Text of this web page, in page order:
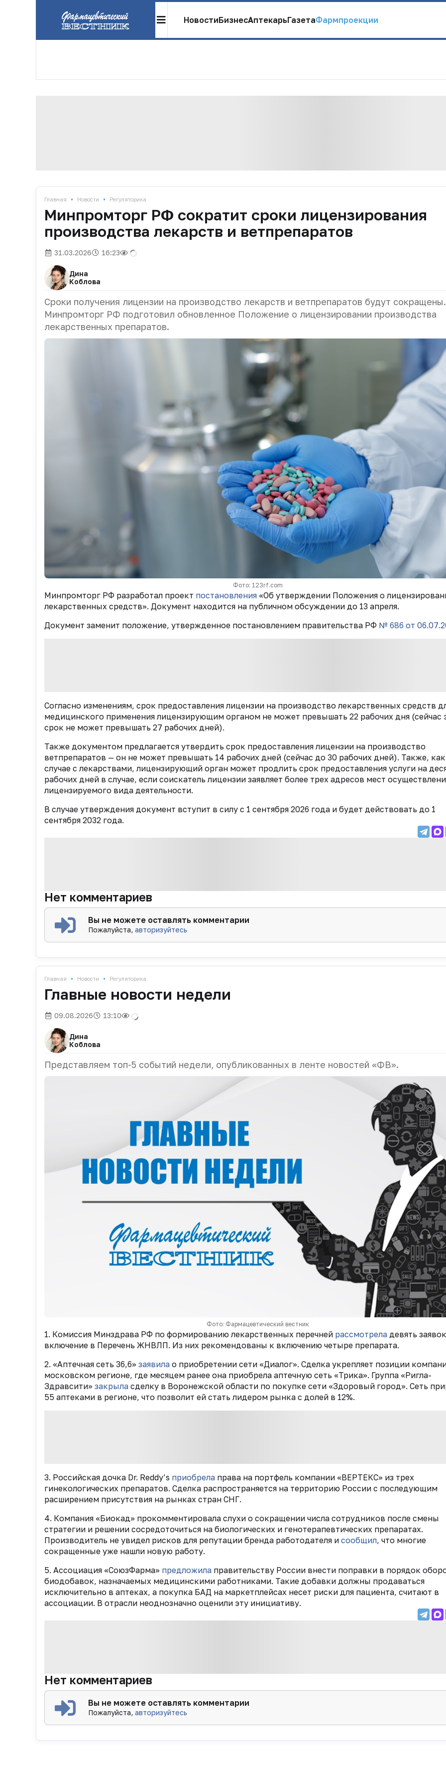
НовостиБизнесАптекарьГазетаФармпроекции
Главная • Новости • Регуляторика
Минпромторг РФ сократит сроки лицензирования
производства лекарств и ветпрепаратов
31.03.2026 16:23
Дина
Коблова
Сроки получения лицензии на производство лекарств и ветпрепаратов будут сокращены.
Минпромторг РФ подготовил обновленное Положение о лицензировании производства
лекарственных препаратов.
Фото: 123rf.com
Минпромторг РФ разработал проект постановления «Об утверждении Положения о
лекарственных средств». Документ находится на публичном обсуждении до 13 апреля.
Документ заменит положение, утвержденное постановлением правительства РФ № 686 от
Согласно изменениям, срок предоставления лицензии на производство лекарственных средств
медицинского применения лицензирующим органом не может превышать 22 рабочих дня (сейчас
срок не может превышать 27 рабочих дней).
Также документом предлагается утвердить срок предоставления лицензии на производство
ветпрепаратов — он не может превышать 14 рабочих дней (сейчас до 30 рабочих дней). Также,
случае с лекарствами, лицензирующий орган может продлить срок предоставления услуги на
рабочих дней в случае, если соискатель лицензии заявляет более трех адресов мест
лицензируемого вида деятельности.
В случае утверждения документ вступит в силу с 1 сентября 2026 года и будет действовать до 1
сентября 2032 года.
Нет комментариев
Вы не можете оставлять комментарии
Пожалуйста,авторизуйтесь
Главная • Новости • Регуляторика
Главные новости недели
09.08.2026 13:10
Дина
Коблова
Представляем топ-5 событий недели, опубликованных в ленте новостей «ФВ».
Фото: Фармацевтический вестник
1. Комиссия Минздрава РФ по формированию лекарственных перечней рассмотрела девять
включение в Перечень ЖНВЛП. Из них рекомендованы к включению четыре препарата.
2. «Аптечная сеть 36,6» заявила о приобретении сети «Диалог». Сделка укрепляет позиции
московском регионе, где месяцем ранее она приобрела аптечную сеть «Трика». Группа «Ригла-
Здравсити» закрыла сделку в Воронежской области по покупке сети «Здоровый город». Сеть
55 аптеками в регионе, что позволит ей стать лидером рынка с долей в 12%.
3. Российская дочка Dr. Reddy’s приобрела права на портфель компании «ВЕРТЕКС» из трех
гинекологических препаратов. Сделка распространяется на территорию России с последующим
расширением присутствия на рынках стран СНГ.
4. Компания «Биокад» прокомментировала слухи о сокращении числа сотрудников после смены
стратегии и решении сосредоточиться на биологических и генотерапевтических препаратах.
Производитель не увидел рисков для репутации бренда работодателя и сообщил, что многие
сокращенные уже нашли новую работу.
5. Ассоциация «СоюзФарма» предложила правительству России внести поправки в порядок
биодобавок, назначаемых медицинскими работниками. Такие добавки должны продаваться
исключительно в аптеках, а покупка БАД на маркетплейсах несет риски для пациента, считают в
ассоциации. В отрасли неоднозначно оценили эту инициативу.
Нет комментариев
Вы не можете оставлять комментарии
Пожалуйста,авторизуйтесь